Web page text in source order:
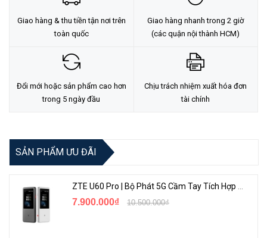
Giao hàng & thu tiền tận nơi trên
toàn quốc
Giao hàng nhanh trong 2 giờ
(các quận nội thành HCM)
Đổi mới hoặc sản phẩm cao hơn
trong 5 ngày đầu
Chịu trách nhiệm xuất hóa đơn
tài chính
SẢN PHẨM ƯU ĐÃI
ZTE U60 Pro | Bộ Phát 5G Cầm Tay Tích Hợp Công Nghệ WiFi 7, Pin 10000mAh
7.900.000₫ 10.500.000₫